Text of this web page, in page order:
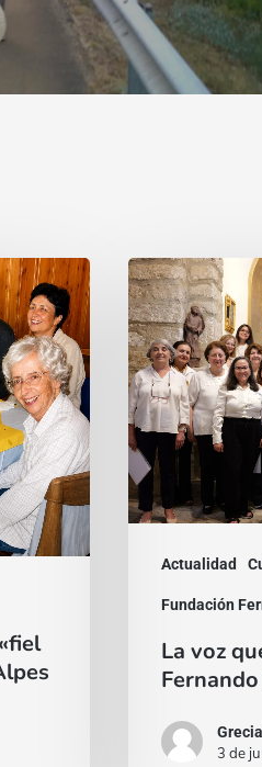
Actualidad
Fundación
La
voz
que
une:
nace
la
Coral
Fernando
Rielo
La voz
3 de